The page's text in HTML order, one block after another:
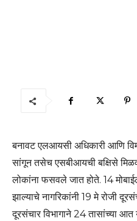
बनावट एलआयसी अधिकारी आणि
सांगून तसेच एसबीआयची बक्षिसे
लोकांना फसवले जात होते. 14
झाल्याचे नागरिकांनी 19 मे रोजी
दूरसंचार विभागाने 24 तासांच्या